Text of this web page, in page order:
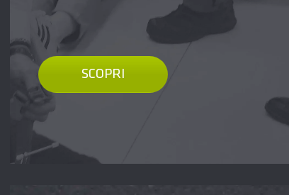
SCOPRI